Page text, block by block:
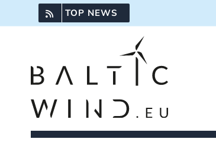
do
TOP NEWS